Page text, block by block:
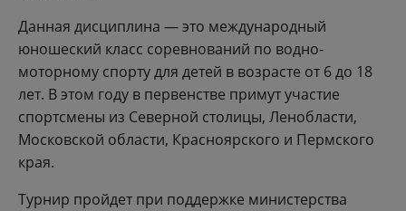
Данная дисциплина — это международный
юношеский класс соревнований по водно-
моторному спорту для детей в возрасте от 6 до 18
лет. В этом году в первенстве примут участие
спортсмены из Северной столицы, Ленобласти,
Московской области, Красноярского и Пермского
края.
Турнир пройдет при поддержке министерства